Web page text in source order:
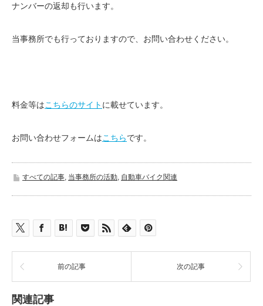
ナンバーの返却も行います。
当事務所でも行っておりますので、お問い合わせください。
料金等はこちらのサイト に載せています。
お問い合わせフォームはこちらです。
すべての記事 当事務所の活動 自動車バイク関連
前の記事 次の記事
関連記事